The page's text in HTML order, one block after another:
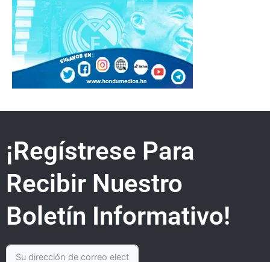
¡Regístrese Para
Recibir Nuestro
Boletín Informativo!